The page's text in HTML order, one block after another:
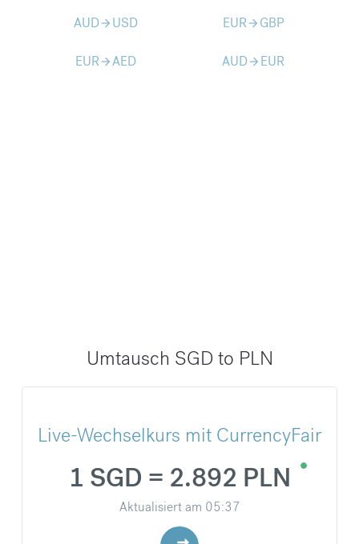
AUDarrow_forward USD EURarrow_forward GBP
EURarrow_forwardAED AUDarrow_forward EUR
Umtausch SGD to PLN
Live-Wechselkurs mit CurrencyFair
1 SGD = 2.892 PLN
Aktualisiert am 05:37